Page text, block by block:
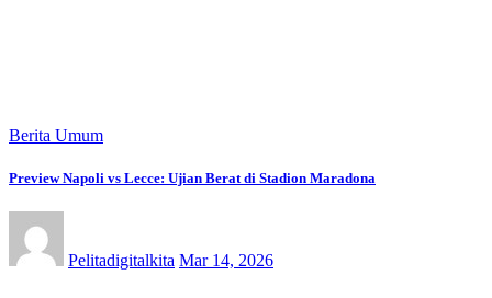
Berita Umum
Preview Napoli vs Lecce: Ujian Berat di Stadion Maradona
Pelitadigitalkita Mar 14, 2026